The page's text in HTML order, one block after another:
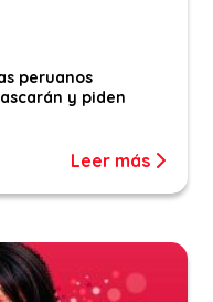
peruanos
y piden
Leer más